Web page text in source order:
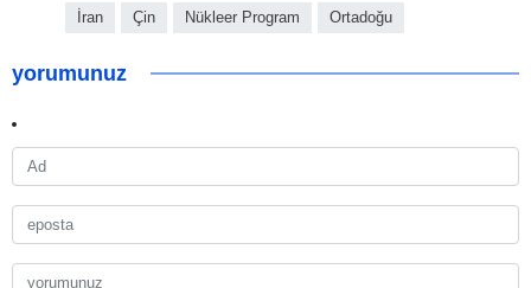
İran Çin Nükleer Program Ortadoğu
yorumunuz